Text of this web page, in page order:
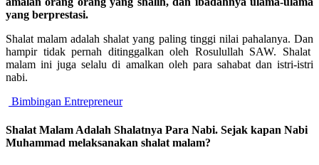
yang berprestasi.
Shalat malam adalah shalat yang paling tinggi nilai pahalanya. Dan
hampir tidak pernah ditinggalkan oleh Rosulullah SAW. Shalat
malam ini juga selalu di amalkan oleh para sahabat dan istri-istri
nabi.
Bimbingan Entrepreneur
Shalat Malam Adalah Shalatnya Para Nabi. Sejak kapan Nabi
Muhammad melaksanakan shalat malam?